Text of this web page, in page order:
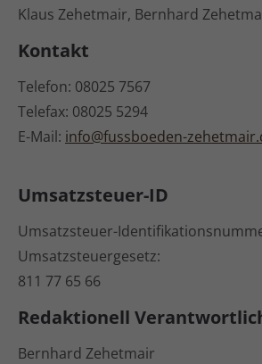
Klaus Zehetmair, Bernhard
Kontakt
Telefon: 08025 7567
Telefax: 08025 5294
E-Mail: info@fussboeden-
Umsatzsteuer-ID
Umsatzsteuer-
Umsatzsteuergesetz:
811 77 65 66
Redaktionell
Bernhard Zehetmair